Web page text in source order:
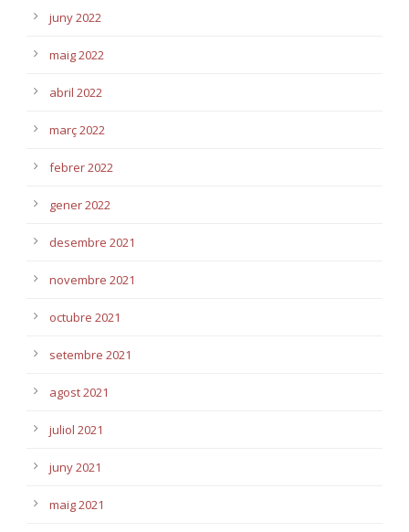
juny 2022
maig 2022
abril 2022
març 2022
febrer 2022
gener 2022
desembre 2021
novembre 2021
octubre 2021
setembre 2021
agost 2021
juliol 2021
juny 2021
maig 2021